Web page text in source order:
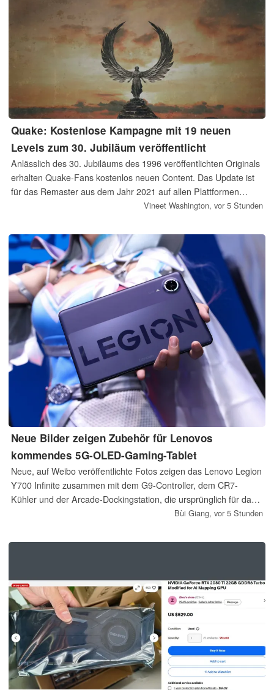
Quake: Kostenlose Kampagne mit 19 neuen
Levels zum 30. Jubiläum veröffentlicht
Anlässlich des 30. Jubiläums des 1996 veröffentlichten Originals
erhalten Quake-Fans kostenlos neuen Content. Das Update ist
für das Remaster aus dem Jahr 2021 auf allen Plattformen
Vineet Washington, vor 5 Stunden
Neue Bilder zeigen Zubehör für Lenovos
kommendes 5G-OLED-Gaming-Tablet
Neue, auf Weibo veröffentlichte Fotos zeigen das Lenovo Legion
Y700 Infinite zusammen mit dem G9-Controller, dem CR7-
Kühler und der Arcade-Dockingstation, die ursprünglich für das
Bùi Giang, vor 5 Stunden